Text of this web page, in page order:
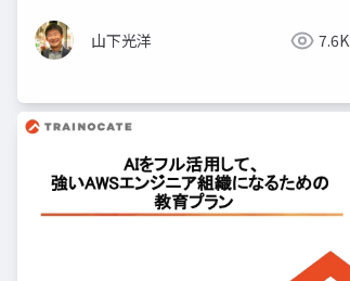
山下光洋 7.6K